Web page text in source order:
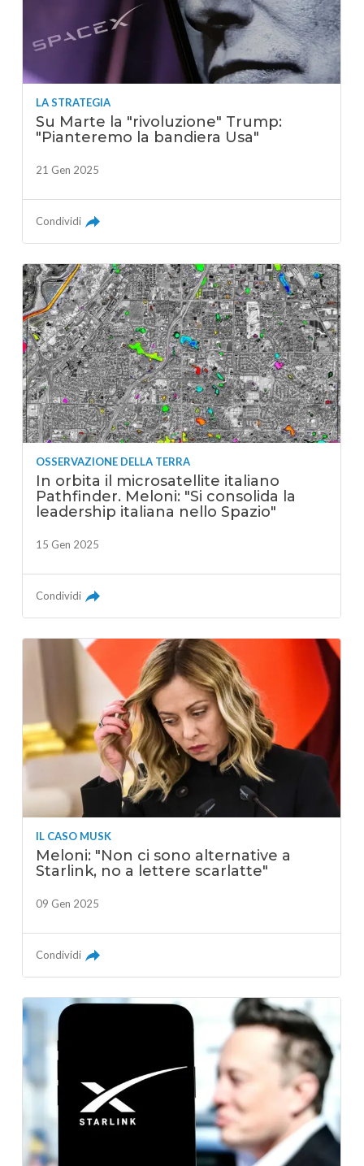
LA STRATEGIA
Su Marte la "rivoluzione" Trump:
"Pianteremo la bandiera Usa"
21 Gen 2025
Condividi
OSSERVAZIONE DELLA TERRA
In orbita il microsatellite italiano
Pathfinder. Meloni: "Si consolida la
leadership italiana nello Spazio"
15 Gen 2025
Condividi
IL CASO MUSK
Meloni: "Non ci sono alternative a
Starlink, no a lettere scarlatte"
09 Gen 2025
Condividi